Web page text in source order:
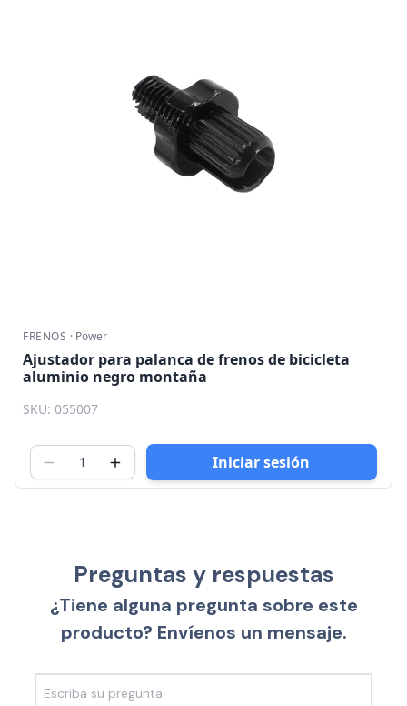
FRENOS · Power
Ajustador para palanca de frenos de bicicleta
aluminio negro montaña
SKU: 055007
Iniciar sesión
Preguntas y respuestas
¿Tiene alguna pregunta sobre este
producto? Envíenos un mensaje.